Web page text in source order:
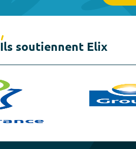
Ils soutiennent Elix